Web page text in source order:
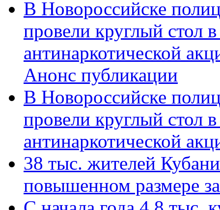
В Новороссийске
провели круглый стол
антинаркотической
Анонс публикации
В Новороссийске
провели круглый стол
антинаркотической
38 тыс. жителей
повышенном размере